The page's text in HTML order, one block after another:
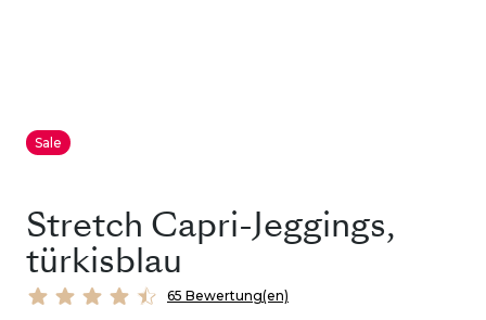
Sale
Stretch Capri-Jeggings,
türkisblau
65 Bewertung(en)